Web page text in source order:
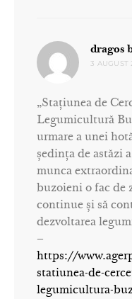
dragos
3 AUGUST
„Stațiunea de
Legumicultură
urmare a unei
ședința de astăzi
munca
buzoieni o fac de
continue și să
dezvoltarea
–
https://
statiunea-de-
legumicultura-